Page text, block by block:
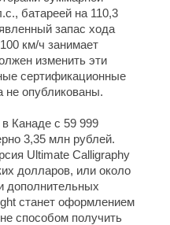
батареей на 110,3
запас хода
км/ч занимает
изменить эти
сертификационные
не опубликованы.
Канаде с 59 999
3,35 млн рублей.
Ultimate Calligraphy
долларов, или около
дополнительных
станет оформлением
способом получить